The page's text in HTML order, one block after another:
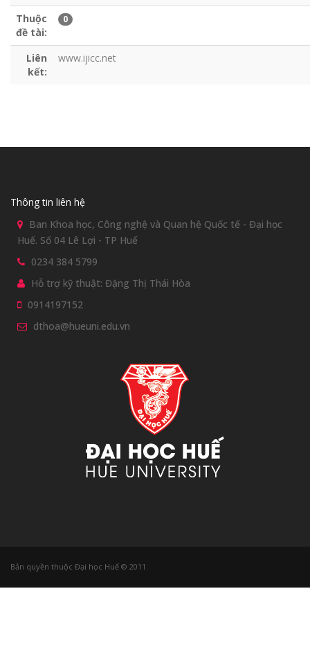
Thuộc
đề tài:
0
Liên
kết:
www.ijicc.net
Thông tin liên hệ
Ban Khoa học, Công nghệ và Quan hệ Quốc tế - Đại học
Huế. Số 04 Lê Lợi - TP Huế
0234 384 5799
Hỗ trợ kỹ thuật: Đặng Thị Thái Hòa
0914197152
dthoa@hueuni.edu.vn
Bản quyền thuộc Đại học Huế © 2011.